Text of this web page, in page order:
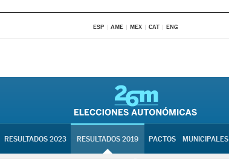
ESP AME MEX CAT ENG
RESULTADOS 2023 RESULTADOS 2019 PACTOS MUNICIPALES